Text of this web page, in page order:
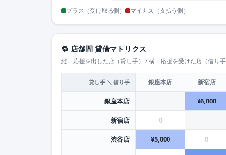
プラス（受け取る側） マイナス（支払う側）
🔁 店舗間 貸借マトリクス
縦＝応援を出した店（貸し手） / 横＝応援を受けた店（借り手
貸し手 ＼ 借り手 銀座本店 新宿店
銀座本店 — ¥6,000
新宿店 0 —
渋谷店 ¥5,000 0